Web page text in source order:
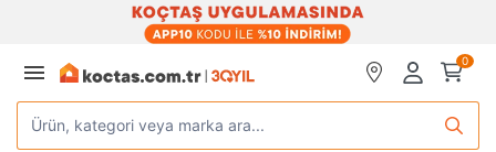
0
Ürün, kategori veya marka ara...